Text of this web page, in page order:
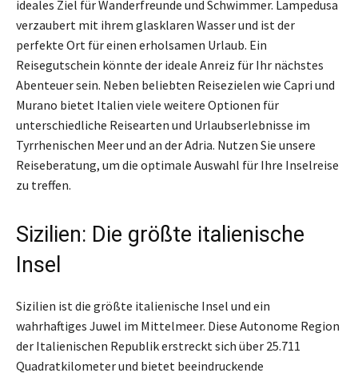
ideales Ziel für Wanderfreunde und Schwimmer. Lampedusa
verzaubert mit ihrem glasklaren Wasser und ist der
perfekte Ort für einen erholsamen Urlaub. Ein
Reisegutschein könnte der ideale Anreiz für Ihr nächstes
Abenteuer sein. Neben beliebten Reisezielen wie Capri und
Murano bietet Italien viele weitere Optionen für
unterschiedliche Reisearten und Urlaubserlebnisse im
Tyrrhenischen Meer und an der Adria. Nutzen Sie unsere
Reiseberatung, um die optimale Auswahl für Ihre Inselreise
zu treffen.
Sizilien: Die größte italienische
Insel
Sizilien ist die größte italienische Insel und ein
wahrhaftiges Juwel im Mittelmeer. Diese Autonome Region
der Italienischen Republik erstreckt sich über 25.711
Quadratkilometer und bietet beeindruckende